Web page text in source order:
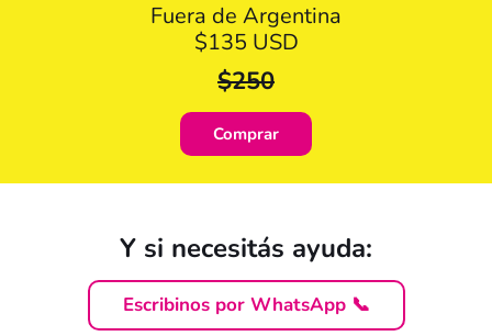
Fuera de Argentina
$135 USD
$250
Comprar
Y si necesitás ayuda:
Escribinos por WhatsApp 📞